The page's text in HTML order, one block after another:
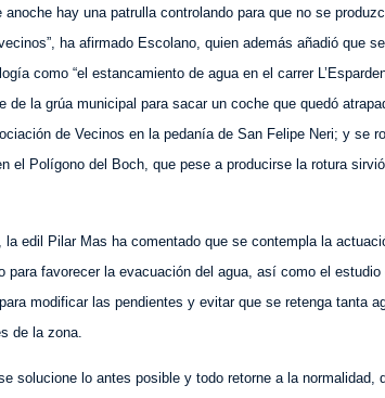
hay una patrulla controlando para que no se
ha afirmado Escolano, quien además añadió que
como “el estancamiento de agua en el carrer
la grúa municipal para sacar un coche que quedó
de Vecinos en la pedanía de San Felipe Neri; y se
el Polígono del Boch, que pese a producirse la rotura sirvió
la edil Pilar Mas ha comentado que se contempla la
para favorecer la evacuación del agua, así como el estudio
modificar las pendientes y evitar que se retenga tanta
de la zona.
solucione lo antes posible y todo retorne a la normalidad,